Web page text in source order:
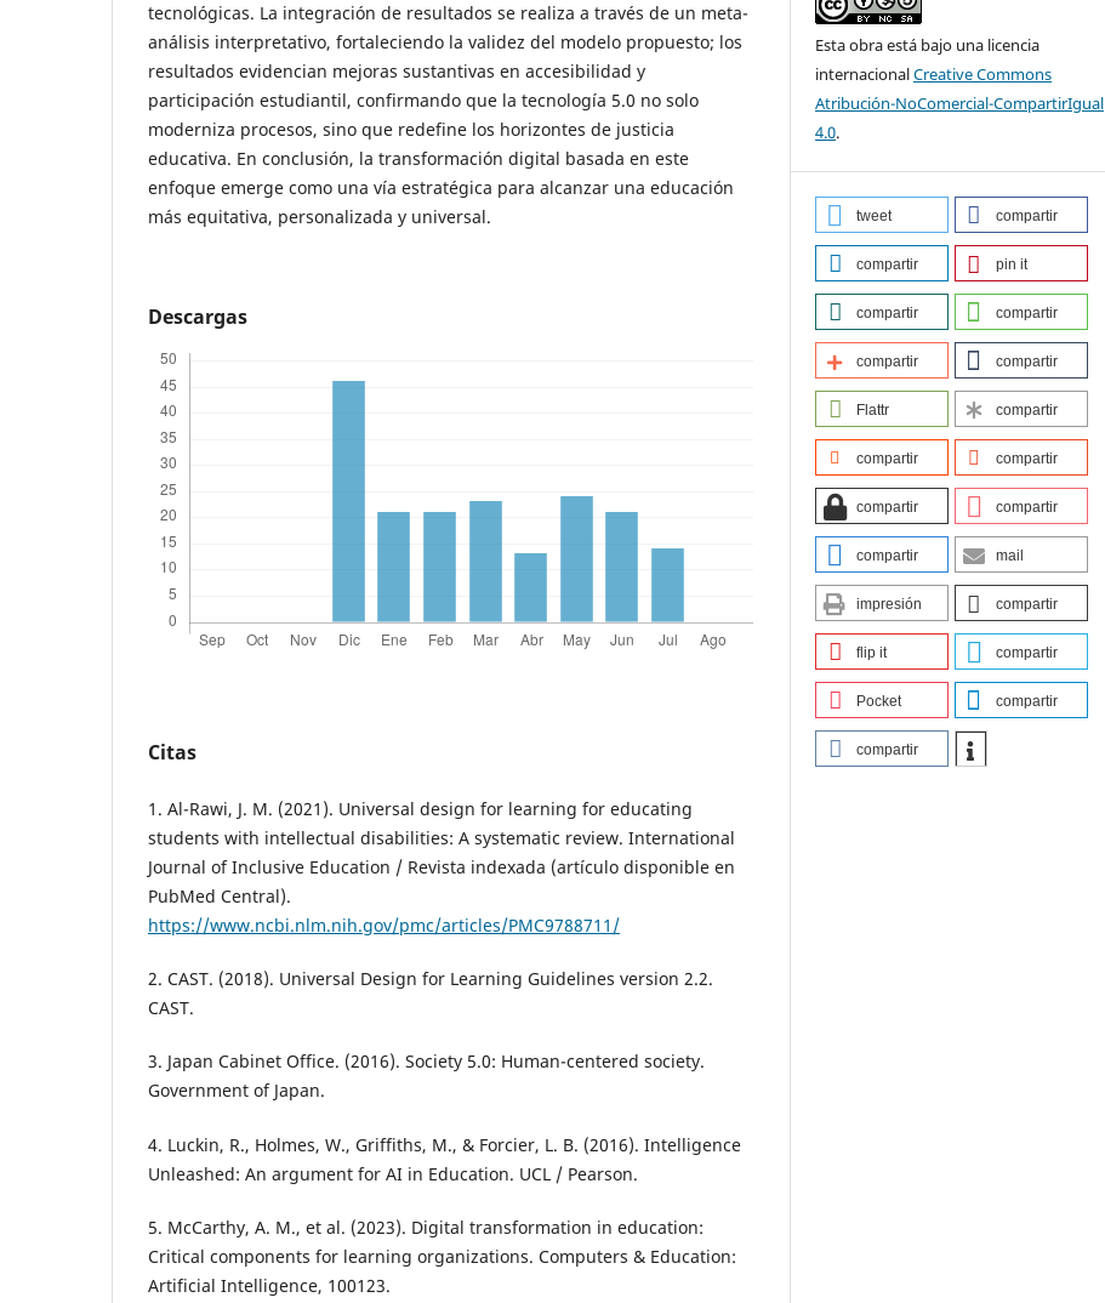
tecnológicas. La integración de resultados se realiza a través de un meta-
análisis interpretativo, fortaleciendo la validez del modelo propuesto; los
resultados evidencian mejoras sustantivas en accesibilidad y
participación estudiantil, confirmando que la tecnología 5.0 no solo
moderniza procesos, sino que redefine los horizontes de justicia
educativa. En conclusión, la transformación digital basada en este
enfoque emerge como una vía estratégica para alcanzar una educación
más equitativa, personalizada y universal.
Descargas
Citas
1. Al-Rawi, J. M. (2021). Universal design for learning for educating
students with intellectual disabilities: A systematic review. International
Journal of Inclusive Education / Revista indexada (artículo disponible en
PubMed Central).
https://www.ncbi.nlm.nih.gov/pmc/articles/PMC9788711/
2. CAST. (2018). Universal Design for Learning Guidelines version 2.2.
CAST.
3. Japan Cabinet Office. (2016). Society 5.0: Human-centered society.
Government of Japan.
4. Luckin, R., Holmes, W., Griffiths, M., & Forcier, L. B. (2016). Intelligence
Unleashed: An argument for AI in Education. UCL / Pearson.
5. McCarthy, A. M., et al. (2023). Digital transformation in education:
Critical components for learning organizations. Computers & Education:
Artificial Intelligence, 100123.
Esta obra está bajo una licencia
internacionalCreative Commons
Atribución-NoComercial-CompartirIgual
4.0.
tweet compartir
compartir pin it
compartir compartir
compartir compartir
Flattr compartir
compartir compartir
compartir compartir
compartir mail
impresión compartir
flip it compartir
Pocket compartir
compartir